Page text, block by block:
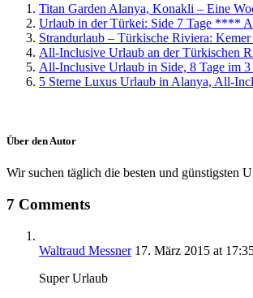
Titan Garden Alanya, Konakli – Eine
Urlaub in der Türkei: Side 7 Tage ****
Strandurlaub – Türkische Riviera:
All-Inclusive Urlaub an der Türkischen
All-Inclusive Urlaub in Side, 8 Tage im
5 Sterne Luxus Urlaub in Alanya, All-
Über den Autor
Wir suchen täglich die besten und günstigsten
7 Comments
Waltraud Messner 17. März 2015 at
Super Urlaub